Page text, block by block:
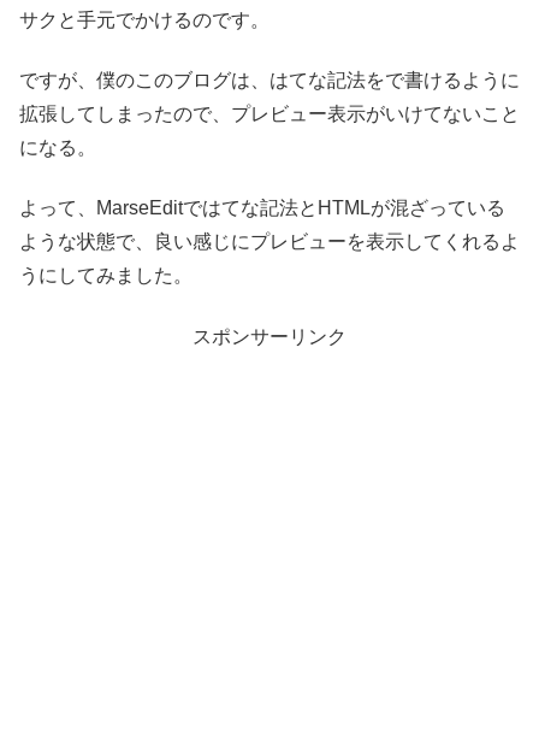
サクと手元でかけるのです。
ですが、僕のこのブログは、はてな記法をで書けるように
拡張してしまったので、プレビュー表示がいけてないこと
になる。
よって、MarseEditではてな記法とHTMLが混ざっている
ような状態で、良い感じにプレビューを表示してくれるよ
うにしてみました。
スポンサーリンク